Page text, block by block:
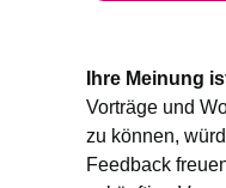
Ihre Meinung
Vorträge und
zu können,
Feedback